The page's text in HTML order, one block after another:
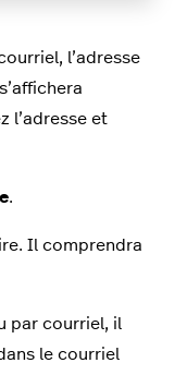
l’adresse
l’adresse et
.
Il comprendra
par courriel, il
le courriel